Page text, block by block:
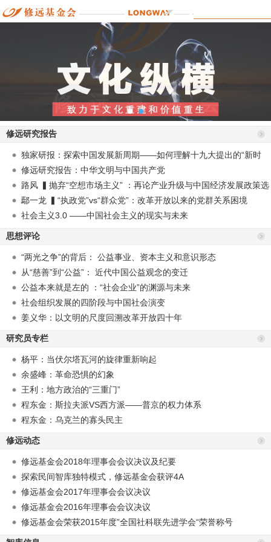
修远研究报告
独家研报：探索中国发展新周期——如何理解十九大提出的“新时
代”？
修远研究报告：中华文明与中国共产党
路风 ▍抛弃“空想市场主义” ：再论产业升级与中国经济发展政策选
择
鄢一龙 ▍“执政党”vs“群众党”：改革开放以来的党群关系困境
社会主义3.0 ——中国社会主义的现实与未来
思想评论
“两光之争”的背后： 公益事业、资本主义和意识形态
从“慈善”到“公益”： 近代中国公益观念的变迁
公益本来就是左的 ：“社会企业”的渊源与未来
社会组织发展的四阶段与中国社会演变
姜义华：以文明的尺度回溯改革开放四十年
研究员专栏
杨平：当伏尔塔瓦河的旋律重新响起
余盛峰：革命恐惧的幻象
王利：地方政治的“三重门”
程东金：斯拉夫派VS西方派——普京的权力体系
程东金：乌克兰的寡头民主
修远动态
修远基金会2018年理事会会议决议及纪要
探索民间智库独特模式，修远基金会获评4A
修远基金会2017年理事会会议决议
修远基金会2016年理事会会议决议
修远基金会荣获2015年度”全国社科联先进学会“荣誉称号